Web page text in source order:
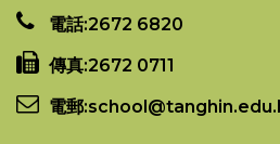
電話:2672 6820
傳真:2672 0711
電郵: